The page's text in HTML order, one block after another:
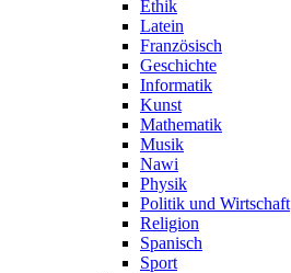
Ethik
Latein
Französisch
Geschichte
Informatik
Kunst
Mathematik
Musik
Nawi
Physik
Politik und Wirtschaft
Religion
Spanisch
Sport